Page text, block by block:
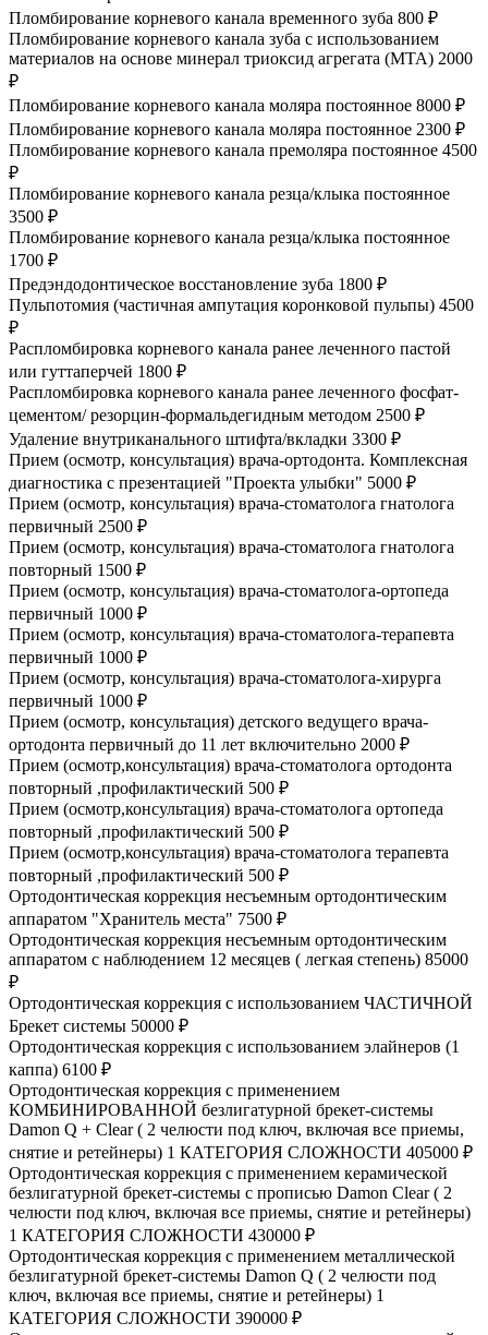
Пломбирование корневого канала временного зуба 800 ₽
Пломбирование корневого канала зуба с использованием
материалов на основе минерал триоксид агрегата (МТА) 2000
₽
Пломбирование корневого канала моляра постоянное 8000 ₽
Пломбирование корневого канала моляра постоянное 2300 ₽
Пломбирование корневого канала премоляра постоянное 4500
₽
Пломбирование корневого канала резца/клыка постоянное
3500 ₽
Пломбирование корневого канала резца/клыка постоянное
1700 ₽
Предэндодонтическое восстановление зуба 1800 ₽
Пульпотомия (частичная ампутация коронковой пульпы) 4500
₽
Распломбировка корневого канала ранее леченного пастой
или гуттаперчей 1800 ₽
Распломбировка корневого канала ранее леченного фосфат-
цементом/ резорцин-формальдегидным методом 2500 ₽
Удаление внутриканального штифта/вкладки 3300 ₽
Прием (осмотр, консультация) врача-ортодонта. Комплексная
диагностика с презентацией "Проекта улыбки" 5000 ₽
Прием (осмотр, консультация) врача-стоматолога гнатолога
первичный 2500 ₽
Прием (осмотр, консультация) врача-стоматолога гнатолога
повторный 1500 ₽
Прием (осмотр, консультация) врача-стоматолога-ортопеда
первичный 1000 ₽
Прием (осмотр, консультация) врача-стоматолога-терапевта
первичный 1000 ₽
Прием (осмотр, консультация) врача-стоматолога-хирурга
первичный 1000 ₽
Прием (осмотр, консультация) детского ведущего врача-
ортодонта первичный до 11 лет включительно 2000 ₽
Прием (осмотр,консультация) врача-стоматолога ортодонта
повторный ,профилактический 500 ₽
Прием (осмотр,консультация) врача-стоматолога ортопеда
повторный ,профилактический 500 ₽
Прием (осмотр,консультация) врача-стоматолога терапевта
повторный ,профилактический 500 ₽
Ортодонтическая коррекция несъемным ортодонтическим
аппаратом "Хранитель места" 7500 ₽
Ортодонтическая коррекция несъемным ортодонтическим
аппаратом с наблюдением 12 месяцев ( легкая степень) 85000
₽
Ортодонтическая коррекция с использованием ЧАСТИЧНОЙ
Брекет системы 50000 ₽
Ортодонтическая коррекция с использованием элайнеров (1
каппа) 6100 ₽
Ортодонтическая коррекция с применением
КОМБИНИРОВАННОЙ безлигатурной брекет-системы
Damon Q + Clear ( 2 челюсти под ключ, включая все приемы,
снятие и ретейнеры) 1 КАТЕГОРИЯ СЛОЖНОСТИ 405000 ₽
Ортодонтическая коррекция с применением керамической
безлигатурной брекет-системы с прописью Damon Clear ( 2
челюсти под ключ, включая все приемы, снятие и ретейнеры)
1 КАТЕГОРИЯ СЛОЖНОСТИ 430000 ₽
Ортодонтическая коррекция с применением металлической
безлигатурной брекет-системы Damon Q ( 2 челюсти под
ключ, включая все приемы, снятие и ретейнеры) 1
КАТЕГОРИЯ СЛОЖНОСТИ 390000 ₽